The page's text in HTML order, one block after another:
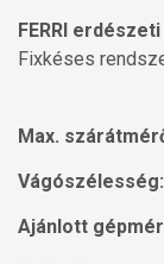
FERRI
Fixkéses
Max.
Vágószélesség:
Ajánlott